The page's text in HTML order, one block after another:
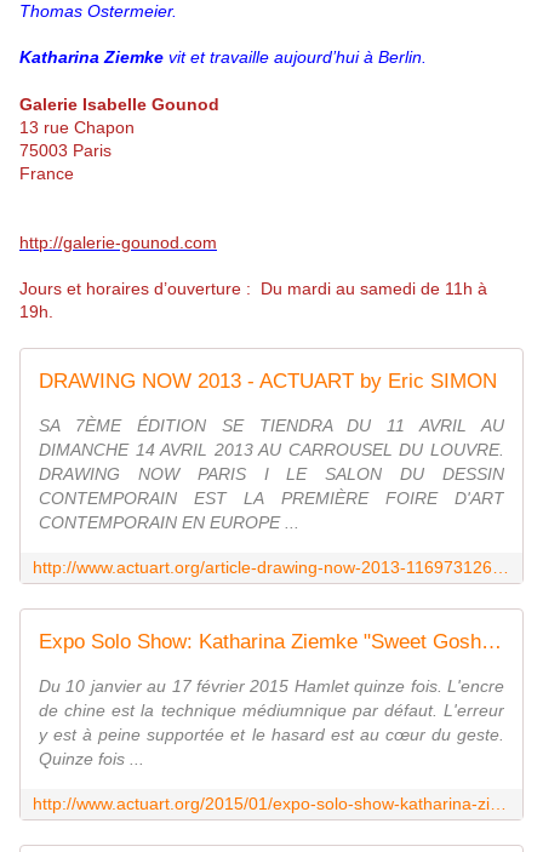
Thomas Ostermeier.
Katharina Ziemke vit et travaille aujourd’hui à Berlin.
Galerie Isabelle Gounod
13 rue Chapon
75003 Paris
France
http://galerie-gounod.com
Jours et horaires d’ouverture : Du mardi au samedi de 11h à
19h.
DRAWING NOW 2013 - ACTUART by Eric SIMON
SA 7ÈME ÉDITION SE TIENDRA DU 11 AVRIL AU
DIMANCHE 14 AVRIL 2013 AU CARROUSEL DU LOUVRE.
DRAWING NOW PARIS I LE SALON DU DESSIN
CONTEMPORAIN EST LA PREMIÈRE FOIRE D'ART
CONTEMPORAIN EN EUROPE ...
Expo Solo Show: Katharina Ziemke "Sweet Goshts Of Doubt" - ACTUART by Eric SIMON
Du 10 janvier au 17 février 2015 Hamlet quinze fois. L'encre
de chine est la technique médiumnique par défaut. L'erreur
y est à peine supportée et le hasard est au cœur du geste.
Quinze fois ...